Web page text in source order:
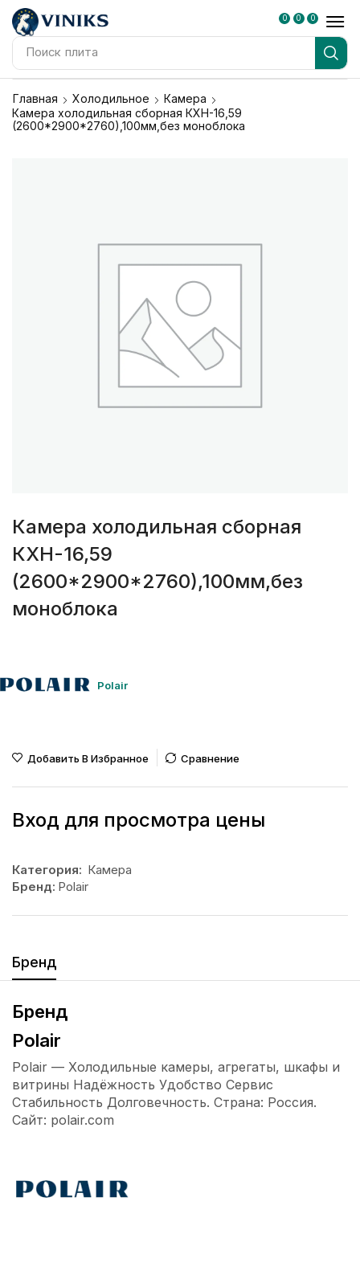
Поиск плита
0 0 0
Главная Холодильное
Камера
Камера холодильная сборная КХН-16,59
(2600*2900*2760),100мм,без моноблока
Камера холодильная сборная
КХН-16,59
(2600*2900*2760),100мм,без
моноблока
Polair
Добавить В Избранное Сравнение
Вход для просмотра цены
Категория: Камера
Бренд: Polair
Бренд
Бренд
Polair
Polair — Холодильные камеры, агрегаты, шкафы и
витрины Надёжность Удобство Сервис
Стабильность Долговечность. Страна: Россия.
Сайт: polair.com